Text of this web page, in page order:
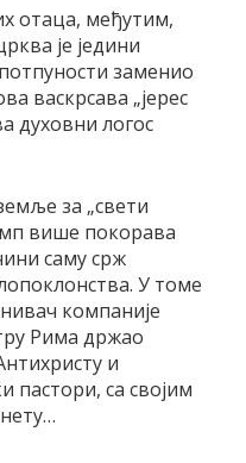
отаца, међутим,
је једини
заменио
васкрсава „јерес
духовни логос
за „свети
више покорава
саму срж
У томе
компаније
Рима држао
и
пастори, са својим